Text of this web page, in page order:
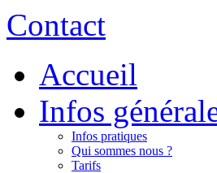
Contact
Accueil
Infos
Infos pratiques
Qui sommes nous ?
Tarifs